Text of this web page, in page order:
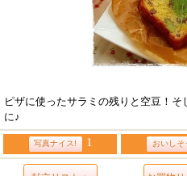
ピザに使ったサラミの残りと空豆！
に♪
写真ナイス! 1 おいしそ